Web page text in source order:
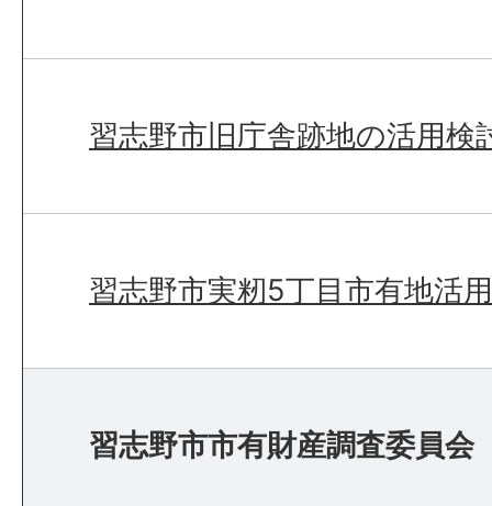
習志野市旧庁舎跡地の活用検
習志野市実籾5丁目市有地活
習志野市市有財産調査委員会